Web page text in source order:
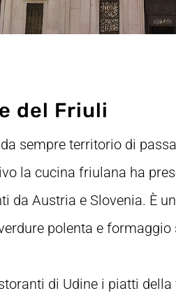
del Friuli
sempre territorio di
la cucina friulana ha
da Austria e Slovenia. È
polenta e
di Udine i piatti